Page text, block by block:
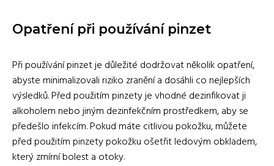
Opatření při používání pinzet
Při používání pinzet je důležité dodržovat několik opatření,
abyste minimalizovali riziko zranění a dosáhli co nejlepších
výsledků. Před použitím pinzety je vhodné dezinfikovat ji
alkoholem nebo jiným dezinfekčním prostředkem, aby se
předešlo infekcím. Pokud máte citlivou pokožku, můžete
před použitím pinzety pokožku ošetřit ledovým obkladem,
který zmírní bolest a otoky.